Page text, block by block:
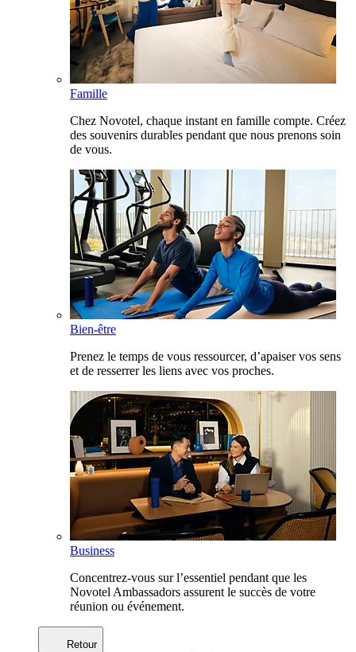
Famille
Chez Novotel, chaque instant en famille compte. Créez
des souvenirs durables pendant que nous prenons soin
de vous.
Bien-être
Prenez le temps de vous ressourcer, d’apaiser vos sens
et de resserrer les liens avec vos proches.
Business
Concentrez-vous sur l’essentiel pendant que les
Novotel Ambassadors assurent le succès de votre
réunion ou événement.
Retour